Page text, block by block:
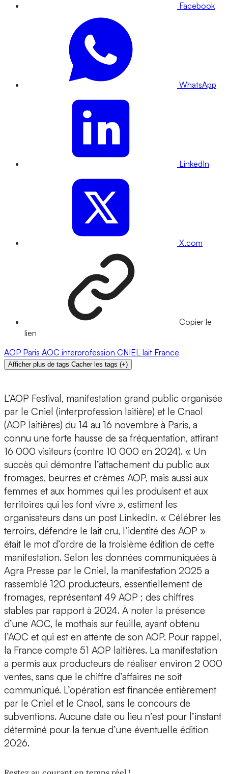
Facebook
WhatsApp
LinkedIn
X.com
Copier le
lien
AOP Paris AOC interprofession CNIEL lait France
Afficher plus de tags Cacher les tags (+)
L’AOP Festival, manifestation grand public organisée
par le Cniel (interprofession laitière) et le Cnaol
(AOP laitières) du 14 au 16 novembre à Paris, a
connu une forte hausse de sa fréquentation, attirant
16 000 visiteurs (contre 10 000 en 2024). « Un
succès qui démontre l’attachement du public aux
fromages, beurres et crèmes AOP, mais aussi aux
femmes et aux hommes qui les produisent et aux
territoires qui les font vivre », estiment les
organisateurs dans un post LinkedIn. « Célébrer les
terroirs, défendre le lait cru, l’identité des AOP »
était le mot d’ordre de la troisième édition de cette
manifestation. Selon les données communiquées à
Agra Presse par le Cniel, la manifestation 2025 a
rassemblé 120 producteurs, essentiellement de
fromages, représentant 49 AOP ; des chiffres
stables par rapport à 2024. À noter la présence
d’une AOC, le mothais sur feuille, ayant obtenu
l’AOC et qui est en attente de son AOP. Pour rappel,
la France compte 51 AOP laitières. La manifestation
a permis aux producteurs de réaliser environ 2 000
ventes, sans que le chiffre d’affaires ne soit
communiqué. L’opération est financée entièrement
par le Cniel et le Cnaol, sans le concours de
subventions. Aucune date ou lieu n’est pour l’instant
déterminé pour la tenue d’une éventuelle édition
2026.